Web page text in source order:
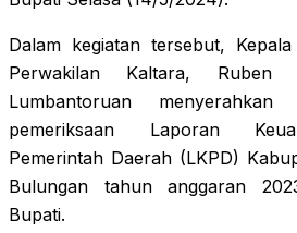
Dalam kegiatan tersebut,
Perwakilan Kaltara, Ruben
Lumbantoruan menyerahkan
pemeriksaan Laporan
Pemerintah Daerah (LKPD)
Bulungan tahun anggaran
Bupati.